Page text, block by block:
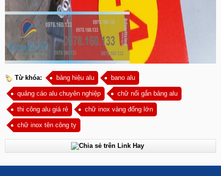
Từ khóa: bảng hiệu alu bano alu
quảng cáo alu chuyên nghiệp chữ nổi gắn bảng alu
thi công alu giá rẻ chữ inox vàng đống lớn
chữ inox tên công ty